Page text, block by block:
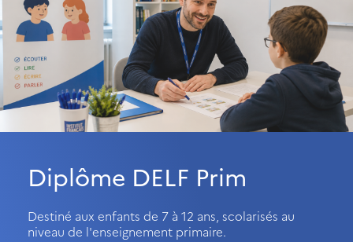
Diplôme DELF Prim
Destiné aux enfants de 7 à 12 ans, scolarisés au
niveau de l'enseignement primaire.